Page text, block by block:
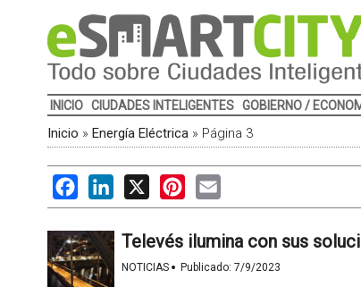
INICIO CIUDADES INTELIGENTES GOBIERNO /
Inicio » Energía Eléctrica» Página 3
FacebookLinkedIn
X PinterestEmail
Televés ilumina con sus
NOTICIAS · Publicado: 7/9/2023